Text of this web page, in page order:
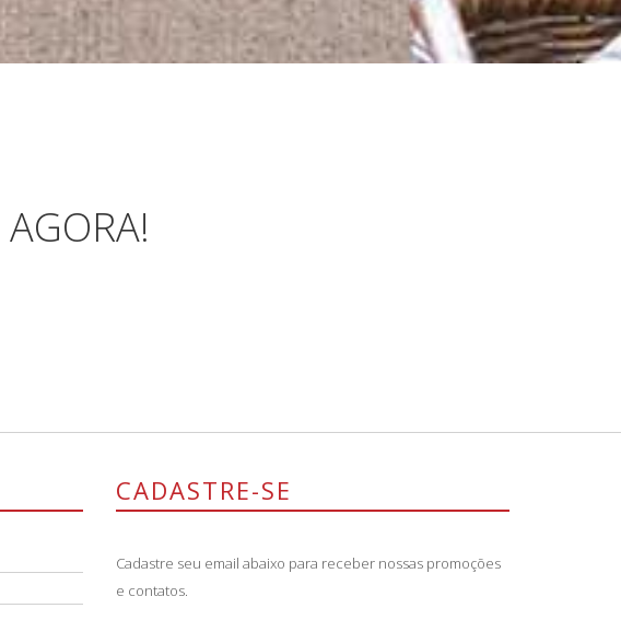
CADASTRE-SE
Cadastre seu email abaixo para receber nossas promoções
e contatos.